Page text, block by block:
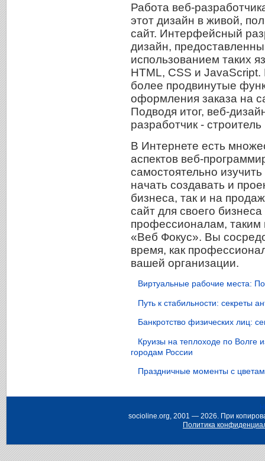
Работа веб-
этот дизайн в живой,
сайт. Интерфейсный
дизайн,
использованием таких
HTML, CSS и JavaScript.
более продвинутые
оформления заказа на
Подводя итог, веб-
разработчик -
В Интернете есть
аспектов веб-
самостоятельно
начать создавать и
бизнеса, так и на
сайт для своего
профессионалам, таким
«Веб Фокус». Вы
время, как
вашей организации.
Виртуальные рабочие места:
Путь к стабильности: секреты
Банкротство физических лиц:
Круизы на теплоходе по Волге
городам России
Праздничные моменты с
socioline.org, 2001 — 2026. При
Политика